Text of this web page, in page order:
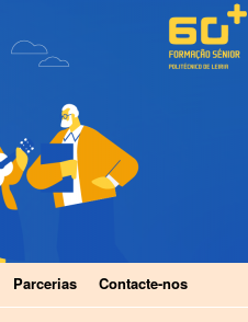
Parcerias Contacte-nos